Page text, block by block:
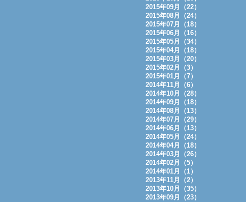
2015年09月（22）
2015年08月（24）
2015年07月（18）
2015年06月（16）
2015年05月（34）
2015年04月（18）
2015年03月（20）
2015年02月（3）
2015年01月（7）
2014年11月（6）
2014年10月（28）
2014年09月（18）
2014年08月（13）
2014年07月（29）
2014年06月（13）
2014年05月（24）
2014年04月（18）
2014年03月（26）
2014年02月（5）
2014年01月（1）
2013年11月（2）
2013年10月（35）
2013年09月（23）